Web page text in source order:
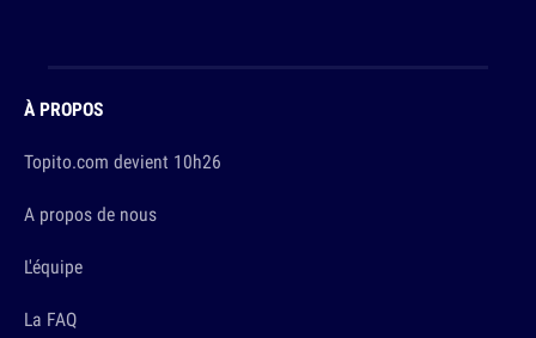
À PROPOS
Topito.com devient 10h26
A propos de nous
L'équipe
La FAQ